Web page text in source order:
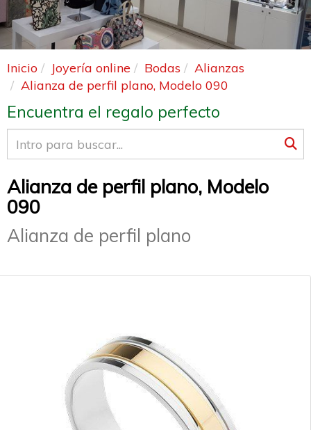
Inicio Joyería online Bodas
Alianzas
Alianza de perfil plano, Modelo 090
Encuentra el regalo perfecto
Alianza de perfil plano, Modelo
090
Alianza de perfil plano